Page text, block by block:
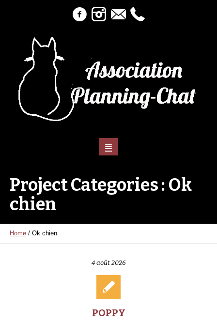
Project Categories : Ok
chien
Home / Ok chien
4 août 2026
POPPY